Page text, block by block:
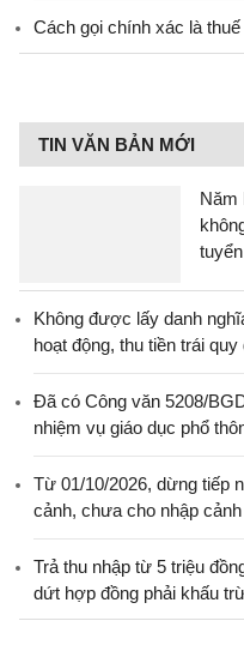
Cách gọi chính xác là
TIN VĂN BẢN MỚI
Năm
Không được lấy danh
hoạt động, thu tiền trái quy
Đã có Công văn 5208/
nhiệm vụ giáo dục phổ
Từ 01/10/2026, dừng tiếp
cảnh, chưa cho nhập cảnh
Trả thu nhập từ 5 triệu
dứt hợp đồng phải khấu